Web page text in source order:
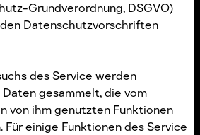
Grundverordnung, DSGVO)
Datenschutzvorschriften
des Service werden
gesammelt, die vom
von ihm genutzten Funktionen
einige Funktionen des Service